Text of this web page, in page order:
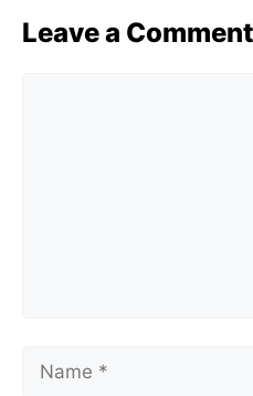
Leave a Comment